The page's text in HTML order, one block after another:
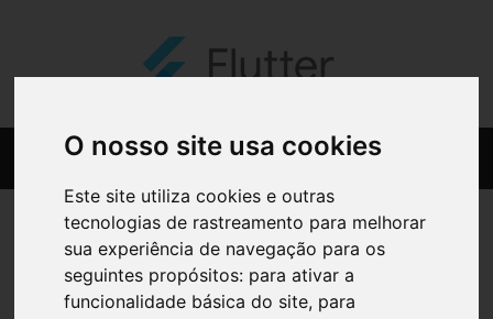
O nosso site usa cookies
Este site utiliza cookies e outras
tecnologias de rastreamento para melhorar
sua experiência de navegação para os
seguintes propósitos: para ativar a
funcionalidade básica do site, para